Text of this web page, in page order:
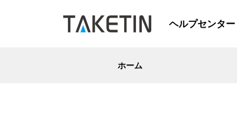
ヘルプセンター
ホーム